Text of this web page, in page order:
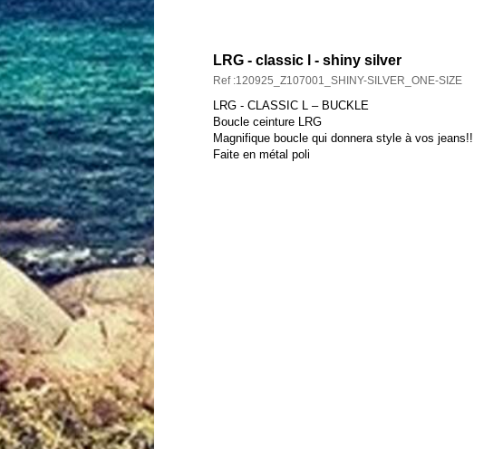
LRG - classic l - shiny silver
Ref :120925_Z107001_SHINY-SILVER_ONE-SIZE
LRG - CLASSIC L – BUCKLE
Boucle ceinture LRG
Magnifique boucle qui donnera style à vos jeans!!
Faite en métal poli